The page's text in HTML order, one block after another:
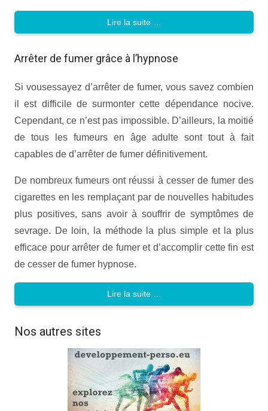
Lire la suite …
Arrêter de fumer grâce à l’hypnose
Si vousessayez d’arrêter de fumer, vous savez combien
il est difficile de surmonter cette dépendance nocive.
Cependant, ce n’est pas impossible. D’ailleurs, la moitié
de tous les fumeurs en âge adulte sont tout à fait
capables de d’arrêter de fumer définitivement.
De nombreux fumeurs ont réussi à cesser de fumer des
cigarettes en les remplaçant par de nouvelles habitudes
plus positives, sans avoir à souffrir de symptômes de
sevrage. De loin, la méthode la plus simple et la plus
efficace pour arrêter de fumer et d’accomplir cette fin est
de cesser de fumer hypnose.
Lire la suite …
Nos autres sites